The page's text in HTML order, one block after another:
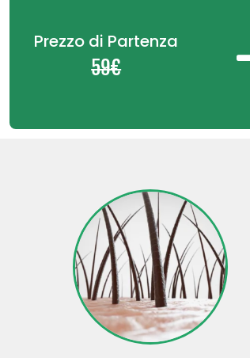
Prezzo di Partenza
59€